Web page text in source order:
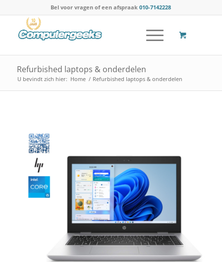
Bel voor vragen of een afspraak010-7142228
Refurbished laptops & onderdelen
U bevindt zich hier: Home / Refurbished laptops & onderdelen